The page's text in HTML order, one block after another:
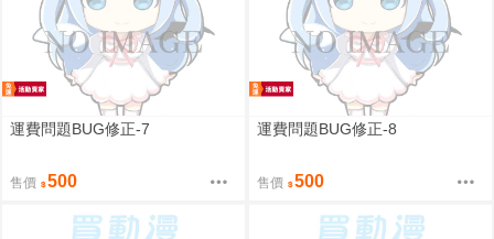
運費問題BUG修正-7
售價 500
運費問題BUG修正-8
售價 500